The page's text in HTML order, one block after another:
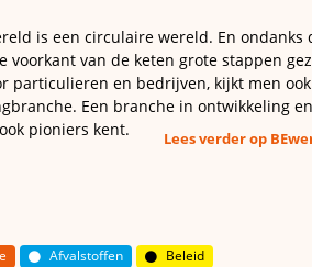
is een circulaire wereld. En ondanks
voorkant van de keten grote stappen
particulieren en bedrijven, kijkt men
Een branche in ontwikkeling
pioniers kent.
Lees verder op
Afvalstoffen Beleid